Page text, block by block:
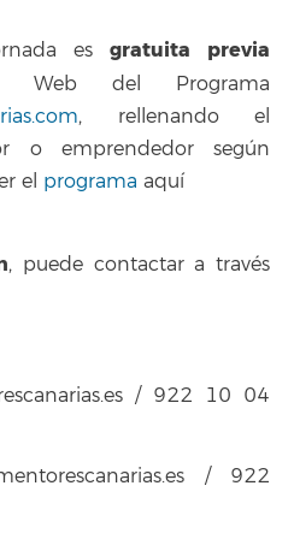
es gratuita previa
del Programa
, rellenando el
o emprendedor según
el programa aquí
, puede contactar a través
/ 922 10 04
/ 922